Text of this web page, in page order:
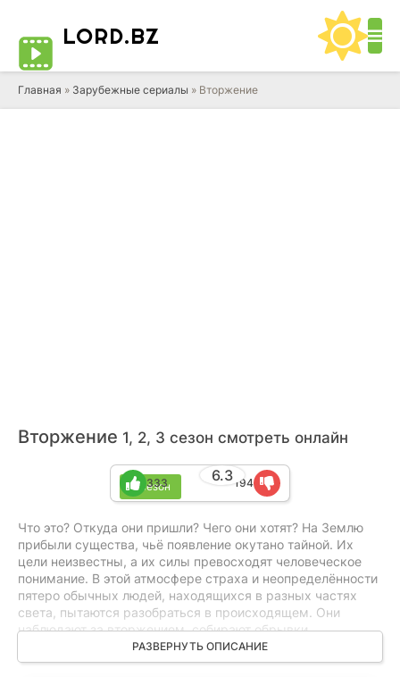
LORD.BZ
Главная » Зарубежные сериалы » Вторжение
Вторжение 1, 2, 3 сезон смотреть онлайн
3 сезон
6.3
333 194
Что это? Откуда они пришли? Чего они хотят? На Землю
прибыли существа, чьё появление окутано тайной. Их
цели неизвестны, а их силы превосходят человеческое
понимание. В этой атмосфере страха и неопределённости
пятеро обычных людей, находящихся в разных частях
света, пытаются разобраться в происходящем. Они
наблюдают за вторжением, собирают обрывки
информации и пытаются сложить пазл. Каждый из них
обладает своими знаниями и навыками, и вместе они
РАЗВЕРНУТЬ ОПИСАНИЕ